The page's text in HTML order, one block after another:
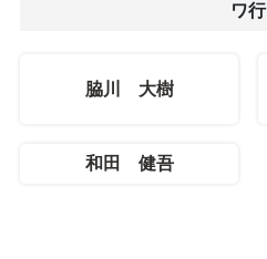
ワ行
脇川 大樹
和田 健吾